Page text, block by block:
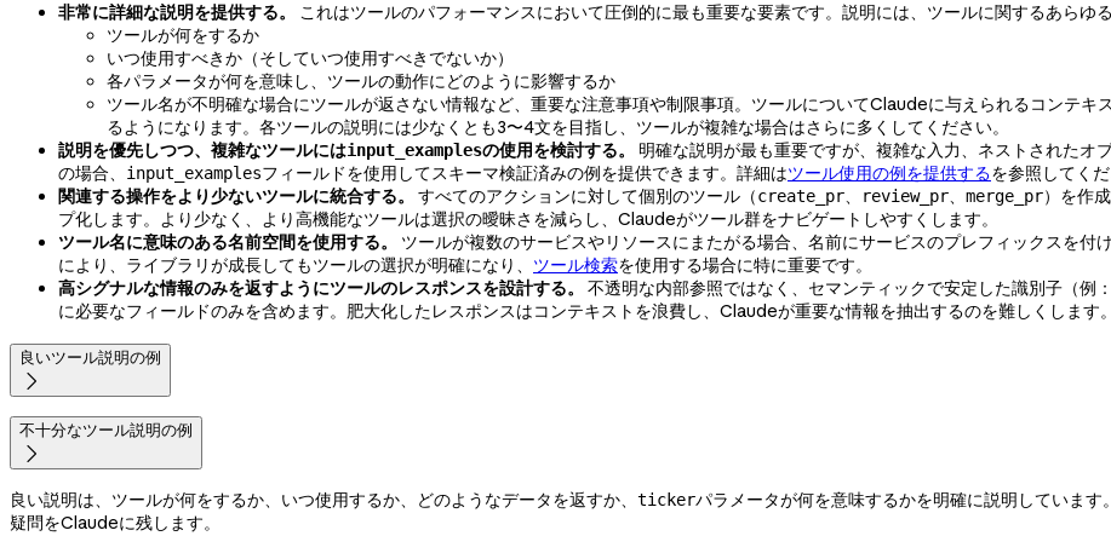
非常に詳細な説明を提供する。
これはツールのパフォーマンスにおいて圧倒的に最も重要な要素です。説明には、ツールに関するあらゆ
ツールが何をするか
いつ使用すべきか（そしていつ使用すべきでないか）
各パラメータが何を意味し、ツールの動作にどのように影響するか
ツール名が不明確な場合にツールが返さない情報など、重要な注意事項や制限事項。ツールについてClaudeに与えられるコンテキ
るようになります。各ツールの説明には少なくとも3〜4文を目指し、ツールが複雑な場合はさらに多くしてください。
説明を優先しつつ、複雑なツールにはinput_examplesの使用を検討する。
明確な説明が最も重要ですが、複雑な入力、ネストされた
の場合、
input_examplesフィールドを使用してスキーマ検証済みの例を提供できます。詳細はツール使用の例を提供するを参照してくだ
関連する操作をより少ないツールに統合する。
すべてのアクションに対して個別のツール（create_pr、 review_pr、 merge_pr）を作
プ化します。より少なく、より高機能なツールは選択の曖昧さを減らし、Claudeがツール群をナビゲートしやすくします。
ツール名に意味のある名前空間を使用する。
ツールが複数のサービスやリソースにまたがる場合、名前にサービスのプレフィックスを付
により、ライブラリが成長してもツールの選択が明確になり、 ツール検索を使用する場合に特に重要です。
高シグナルな情報のみを返すようにツールのレスポンスを設計する。
不透明な内部参照ではなく、セマンティックで安定した識別子（
に必要なフィールドのみを含めます。肥大化したレスポンスはコンテキストを浪費し、Claudeが重要な情報を抽出するのを難しくします。
良いツール説明の例

不十分なツール説明の例

良い説明は、ツールが何をするか、いつ使用するか、どのようなデータを返すか、 tickerパラメータが何を意味するかを明確に説明していま
疑問をClaudeに残します。